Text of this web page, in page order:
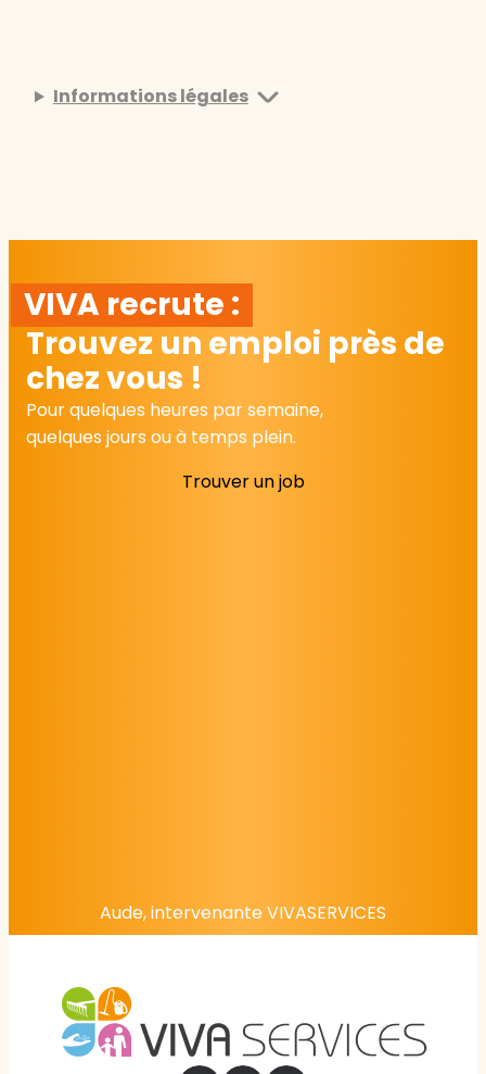
Informations légales
VIVA recrute :
Trouvez un emploi près de
chez vous !
Pour quelques heures par semaine,
quelques jours ou à temps plein.
Trouver un job
Aude, intervenante VIVASERVICES